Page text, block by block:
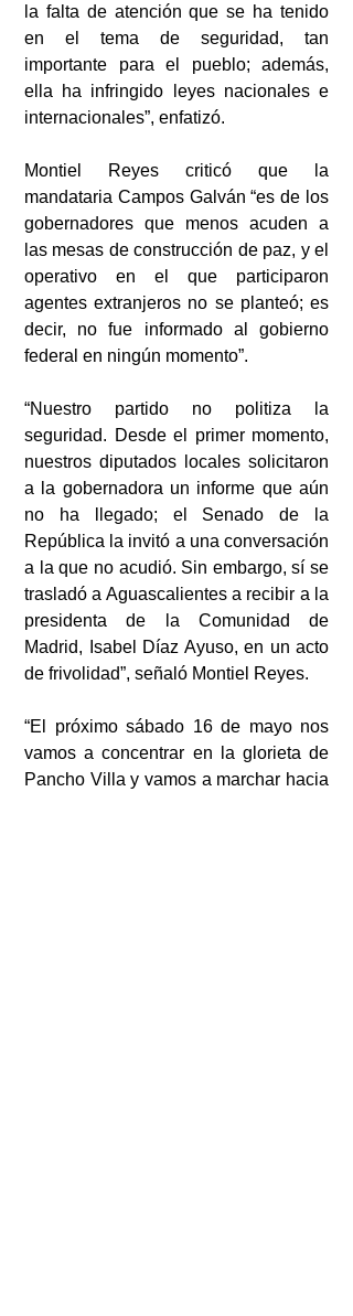
la falta de atención que se ha tenido
en el tema de seguridad, tan
importante para el pueblo; además,
ella ha infringido leyes nacionales e
internacionales”, enfatizó.
Montiel Reyes criticó que la
mandataria Campos Galván “es de los
gobernadores que menos acuden a
las mesas de construcción de paz, y el
operativo en el que participaron
agentes extranjeros no se planteó; es
decir, no fue informado al gobierno
federal en ningún momento”.
“Nuestro partido no politiza la
seguridad. Desde el primer momento,
nuestros diputados locales solicitaron
a la gobernadora un informe que aún
no ha llegado; el Senado de la
República la invitó a una conversación
a la que no acudió. Sin embargo, sí se
trasladó a Aguascalientes a recibir a la
presidenta de la Comunidad de
Madrid, Isabel Díaz Ayuso, en un acto
de frivolidad”, señaló Montiel Reyes.
“El próximo sábado 16 de mayo nos
vamos a concentrar en la glorieta de
Pancho Villa y vamos a marchar hacia